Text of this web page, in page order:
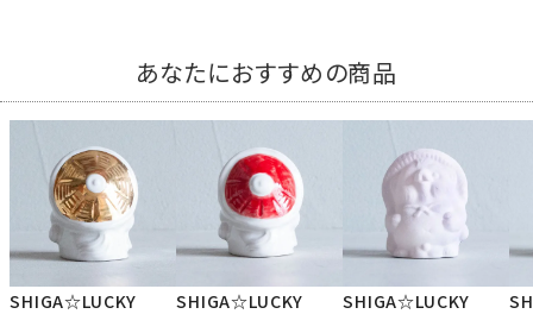
あなたにおすすめの商品
SHIGA☆LUCKY
SHIGA☆LUCKY
SHIGA☆LUCKY